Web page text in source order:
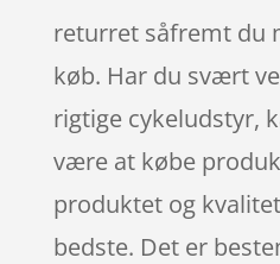
returret såfremt du
køb. Har du svært
rigtige cykeludstyr,
være at købe
produktet og
bedste. Det er